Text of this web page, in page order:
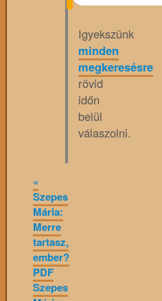
Igyekszünk
minden
megkeresésre
rövid
időn
belül
válaszolni.
«
Szepes
Mária:
Merre
tartasz,
ember?
PDF
Szepes